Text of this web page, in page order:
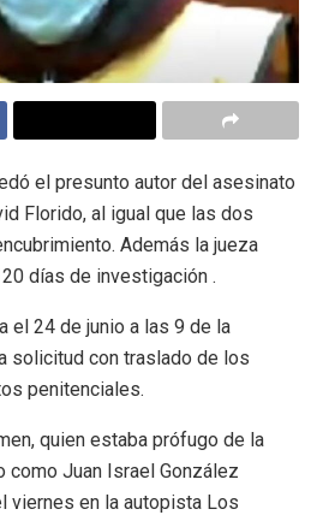
el presunto autor del asesinato
Florido, al igual que las dos
Además la jueza
días de investigación .
el 24 de junio a las 9 de la
solicitud con traslado de los
penitenciales.
quien estaba prófugo de la
Juan Israel González
viernes en la autopista Los